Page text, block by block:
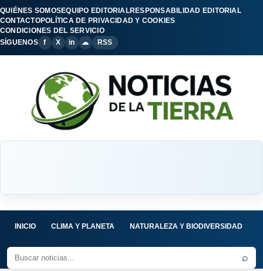
QUIÉNES SOMOSEQUIPO EDITORIALRESPONSABILIDAD EDITORIAL
CONTACTOPOLÍTICA DE PRIVACIDAD Y COOKIES
CONDICIONES DEL SERVICIO
SÍGUENOS
f X in ☁ RSS
INICIO CLIMA Y PLANETA NATURALEZA Y BIODIVERSIDAD
⌕